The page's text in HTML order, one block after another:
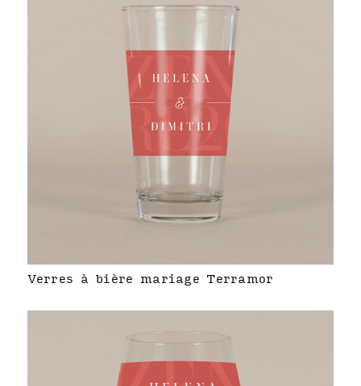
Verres à bière mariage Terramor